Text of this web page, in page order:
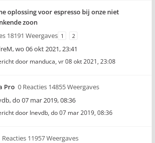
oplossing voor espresso bij onze niet
zoon
18191 Weergaves 1 2
,wo 06 okt 2021, 23:41
door manduca, vr 08 okt 2021, 23:08
Pro 0 Reacties 14855 Weergaves
,do 07 mar 2019, 08:36
door Inevdb, do 07 mar 2019, 08:36
Reacties 11957 Weergaves